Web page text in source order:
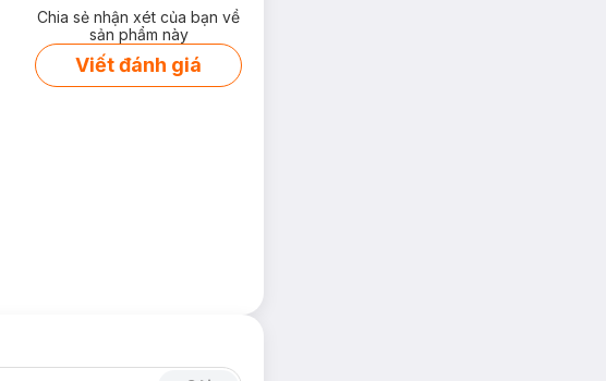
Chia sẻ nhận xét của bạn về
sản phẩm này
Viết đánh giá